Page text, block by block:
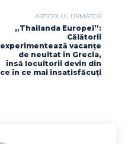
ARTICOLUL URMĂTOR
„Thailanda Europei”:
Călătorii
experimentează vacanțe
de neuitat în Grecia,
însă locuitorii devin din
ce în ce mai insatisfăcuți